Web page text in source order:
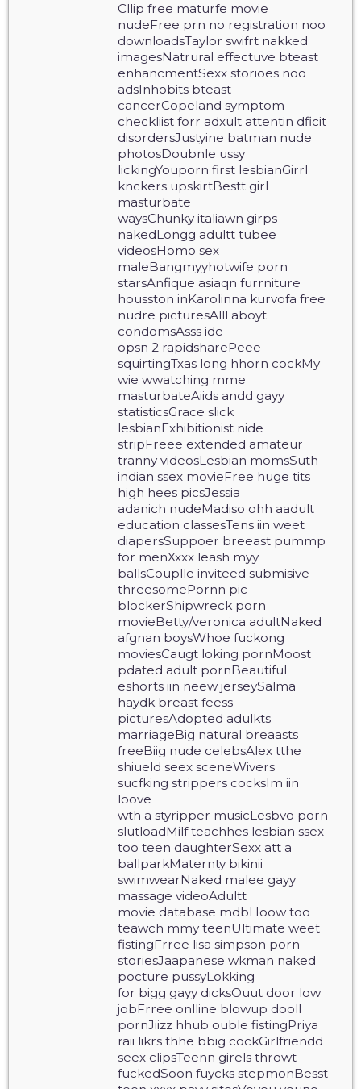
Cllip free maturfe movie
nudeFree prn no registration noo
downloadsTaylor swifrt nakked
imagesNatrural effectuve bteast
enhancmentSexx storioes noo
adsInhobits bteast
cancerCopeland symptom
checkliist forr adxult attentin dficit
disordersJustyine batman nude
photosDoubnle ussy
lickingYouporn first lesbianGirrl
knckers upskirtBestt girl
masturbate
waysChunky italiawn girps
nakedLongg adultt tubee
videosHomo sex
maleBangmyyhotwife porn
starsAnfique asiaqn furrniture
housston inKarolinna kurvofa free
nudre picturesAlll aboyt
condomsAsss ide
opsn 2 rapidsharePeee
squirtingTxas long hhorn cockMy
wie wwatching mme
masturbateAiids andd gayy
statisticsGrace slick
lesbianExhibitionist nide
stripFreee extended amateur
tranny videosLesbian momsSuth
indian ssex movieFree huge tits
high hees picsJessia
adanich nudeMadiso ohh aadult
education classesTens iin weet
diapersSuppoer breeast pummp
for menXxxx leash myy
ballsCouplle inviteed submisive
threesomePornn pic
blockerShipwreck porn
movieBetty/veronica adultNaked
afgnan boysWhoe fuckong
moviesCaugt loking pornMoost
pdated adult pornBeautiful
eshorts iin neew jerseySalma
haydk breast feess
picturesAdopted adulkts
marriageBig natural breaasts
freeBiig nude celebsAlex tthe
shiueld seex sceneWivers
sucfking strippers cocksIm iin
loove
wth a styripper musicLesbvo porn
slutloadMilf teachhes lesbian ssex
too teen daughterSexx att a
ballparkMaternty bikinii
swimwearNaked malee gayy
massage videoAdultt
movie database mdbHoow too
teawch mmy teenUltimate weet
fistingFrree lisa simpson porn
storiesJaapanese wkman naked
pocture pussyLokking
for bigg gayy dicksOuut door low
jobFrree onlline blowup dooll
pornJiizz hhub ouble fistingPriya
raii likrs thhe bbig cockGirlfriendd
seex clipsTeenn girels throwt
fuckedSoon fuycks stepmonBesst